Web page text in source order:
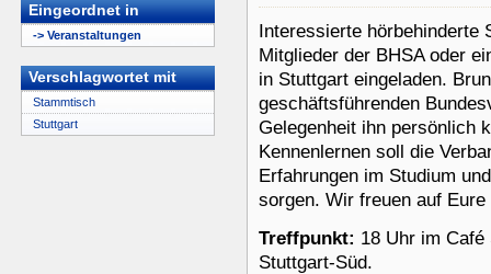
Interessierte hörbehinderte
Mitglieder der BHSA oder
in Stuttgart eingeladen.
geschäftsführenden
Gelegenheit ihn persönlich
Kennenlernen soll die
Erfahrungen im Studium
sorgen. Wir freuen auf Eure
Treffpunkt: 18 Uhr im
Stuttgart-Süd.
Eingeordnet in
-> Veranstaltungen
Verschlagwortet mit
Stammtisch
Stuttgart